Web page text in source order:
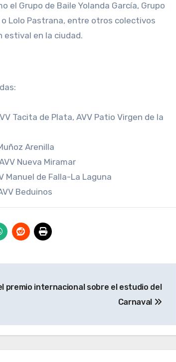
Grupo de Baile Yolanda García, Grupo
o Lolo Pastrana, entre otros colectivos
estival en la ciudad.
Tacita de Plata, AVV Patio Virgen de la
Arenilla
Nueva Miramar
Manuel de Falla-La Laguna
Beduinos
premio internacional sobre el estudio del
Carnaval